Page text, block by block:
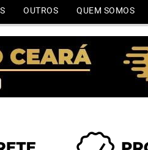
OUTROS QUEM SOMOS